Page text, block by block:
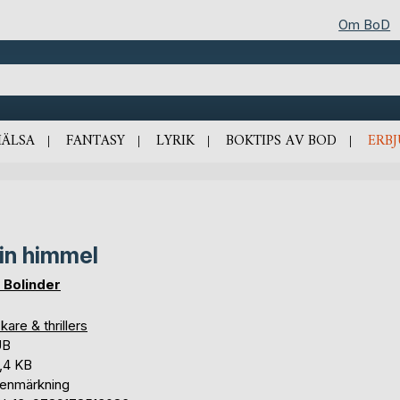
Om BoD
FANTASY LYRIK BOKTIPS AV BOD
himmel
Bolinder
& thrillers
KB